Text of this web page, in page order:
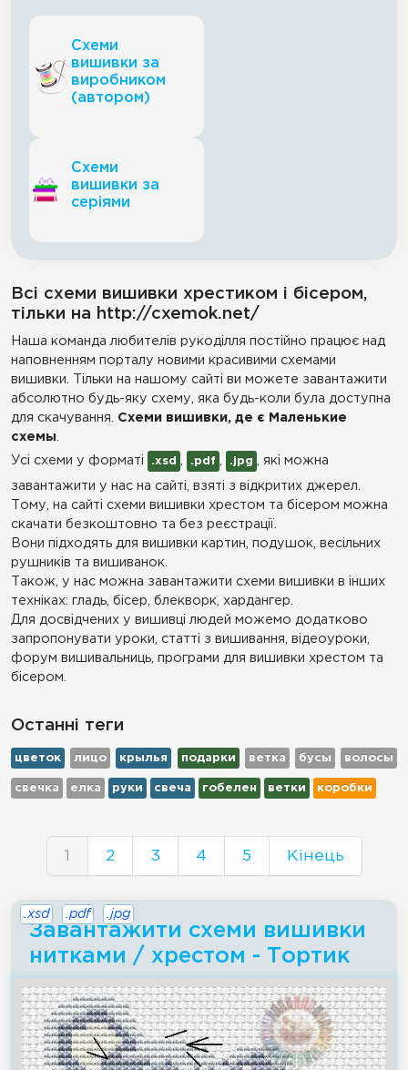
Схеми
вишивки за
виробником
(автором)
Схеми
вишивки за
серіями
Всі схеми вишивки хрестиком і бісером,
тільки на http://cxemok.net/
Наша команда любителів рукоділля постійно працює над
наповненням порталу новими красивими схемами
вишивки. Тільки на нашому сайті ви можете завантажити
абсолютно будь-яку схему, яка будь-коли була доступна
для скачування. Схеми вишивки, де є Маленькие
схемы
Усі схеми у форматі
.xsd .pdf .jpg , які можна
завантажити у нас на сайті, взяті з відкритих джерел.
Тому, на сайті схеми вишивки хрестом та бісером можна
скачати безкоштовно та без реєстрації.
Вони підходять для вишивки картин, подушок, весільних
рушників та вишиванок.
Також, у нас можна завантажити схеми вишивки в інших
техніках: гладь, бісер, блекворк, хардангер.
Для досвідчених у вишивці людей можемо додатково
запропонувати уроки, статті з вишивання, відеоуроки,
форум вишивальниць, програми для вишивки хрестом та
бісером.
Останні теги
цветок лицо крылья подарки ветка бусы волосы
свечка елка руки свеча гобелен ветки коробки
1 2 3 4 5 Кінець
Завантажити схеми вишивки
нитками / хрестом - Тортик
.xsd .pdf .jpg